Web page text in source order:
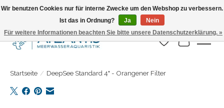
Täglicher Versand. Bestelle bis 15.00 Uhr
Wunschzettel
Ihr
Startseite / DeepSee Standard 4" - Orangener Filter
Wir benutzen Cookies nur für interne Zwecke um den Webshop zu verbessern.
Ist das in Ordnung?
Ja
Nein
Für weitere Informationen beachten Sie bitte unsere Datenschutzerklärung. »